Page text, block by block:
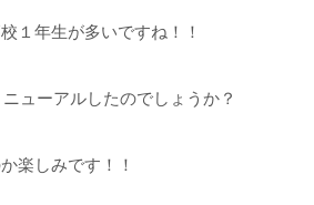
１年生が多いですね！！
ューアルしたのでしょうか？
楽しみです！！